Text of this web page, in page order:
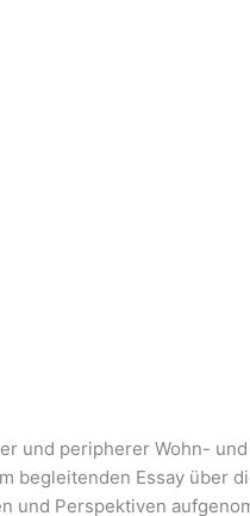
und peripherer Wohn-
Essay über
Perspektiven